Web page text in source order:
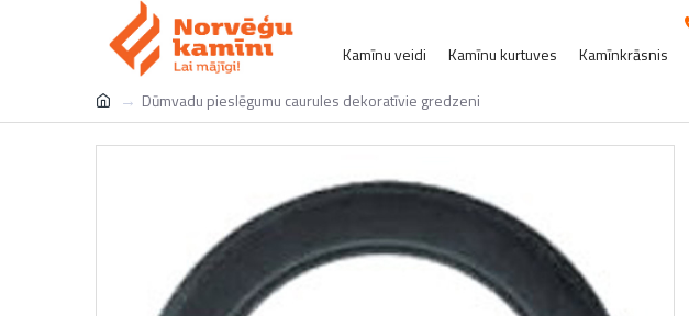
Kamīnu veidi Kamīnu kurtuves Kamīnkrāsnis
Dūmvadu pieslēgumu caurules dekoratīvie gredzeni